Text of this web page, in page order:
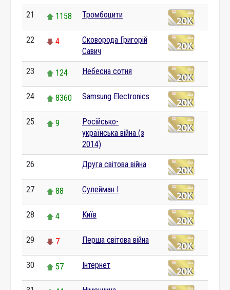
21 1158 Тромбоцити
22 4
Сковорода Григорій
Савич
23 124 Небесна сотня
24 8360 Samsung Electronics
25 9
Російсько-
українська війна (з
2014)
26 Друга світова війна
27 88 Сулейман I
28 4 Київ
29 7 Перша світова війна
30 57 Інтернет